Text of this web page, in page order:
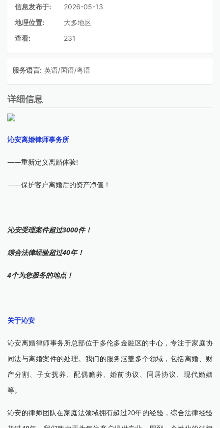
信息发布于:
2026-05-13
地理位置:
大多地区
查看:
231
服务语言: 英语/国语/粤语
详细信息
沁安离婚律师事务所
——重新定义离婚体验!
——保护客户离婚后的资产净值！
沁安受理案件超过3000件！
综合法律经验超过40年！
4个为您服务的地点！
关于沁安
沁安离婚律师事务所总部位于多伦多金融区的中心，专注于家庭协
同法与离婚案件的处理。我们的服务涵盖多个领域，包括离婚、财
产分割、子女抚养、配偶赡养、婚前协议、同居协议、现代婚姻
等。
沁安的律师团队在家庭法领域拥有超过20年的经验，综合法律经验